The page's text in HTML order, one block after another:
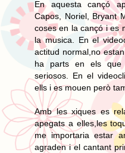
En aquesta cançó
Capos, Noriel, Bryant
coses en la cançó i es
la musica. En el
actitud normal,no
ha parts en els que
seriosos. En el
ells i es mouen però
Amb les xiques es
apegats a elles,les
me importaria estar
agraden i el cantant